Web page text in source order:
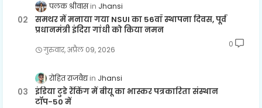
पलक श्रीवास Jhansi
समथर में मनाया गया NSUI का 56वाँ स्थापना दिवस, पूर्व
प्रधानमंत्री इंदिरा गांधी को किया नमन
गुरुवार, अप्रैल 09, 2026
0
रोहित राजवैद्य Jhansi
इंडिया टुडे रैंकिंग में बीयू का भास्कर पत्रकारिता संस्थान
टॉप-50 में